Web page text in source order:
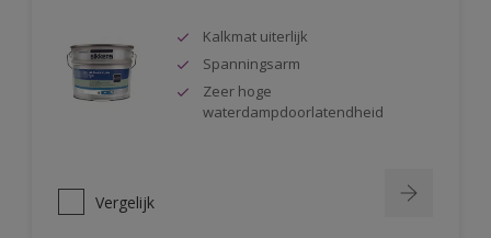
Kalkmat uiterlijk
Spanningsarm
Zeer hoge
waterdampdoorlatendheid
Vergelijk